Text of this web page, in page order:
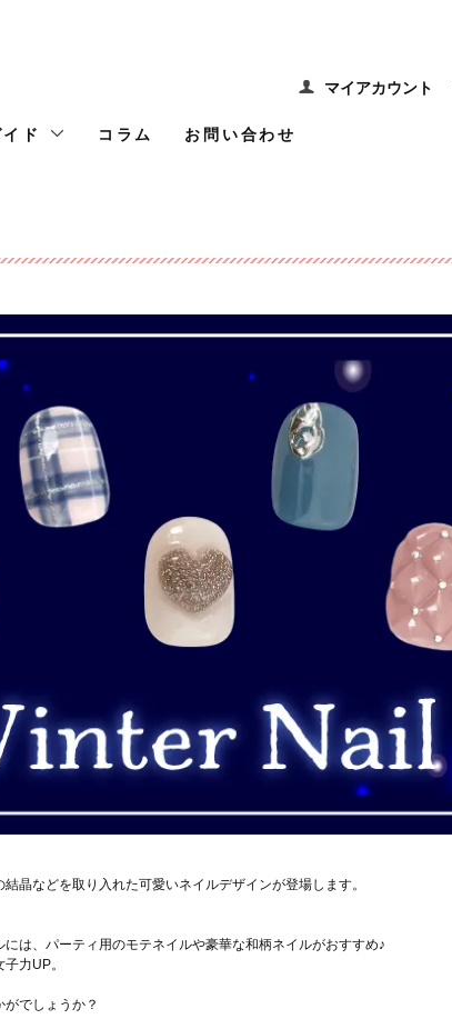
マイアカウント
ド コラム お問い合わせ
晶などを取り入れた可愛いネイルデザインが登場します。
は、パーティ用のモテネイルや豪華な和柄ネイルがおすすめ♪
力UP。
でしょうか？